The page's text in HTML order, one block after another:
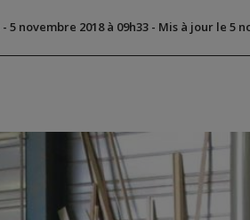
- 5 novembre 2018 à 09h33- Mis à jour le 5